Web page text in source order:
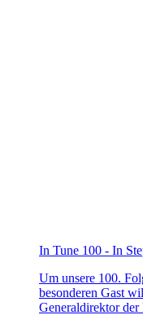
In Tune 100 - In
Um unsere 100.
besonderen Gast
Generaldirektor der